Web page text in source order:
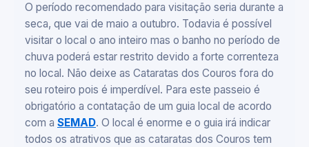
O período recomendado para visitação seria durante a
seca, que vai de maio a outubro. Todavia é possível
visitar o local o ano inteiro mas o banho no período de
chuva poderá estar restrito devido a forte correnteza
no local. Não deixe as Cataratas dos Couros fora do
seu roteiro pois é imperdível. Para este passeio é
obrigatório a contatação de um guia local de acordo
com a SEMAD. O local é enorme e o guia irá indicar
todos os atrativos que as cataratas dos Couros tem